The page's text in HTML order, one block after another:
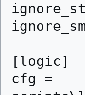
[logic]
cfg =